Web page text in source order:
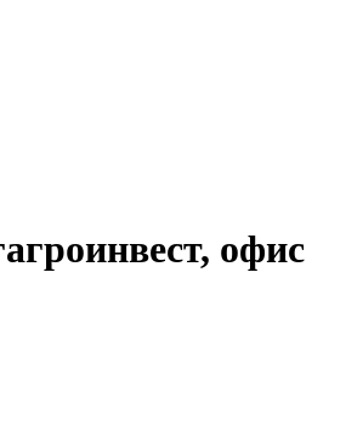
офис